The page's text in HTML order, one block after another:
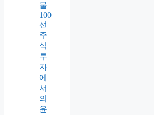
물
100
선
주
식
투
자
에
서
의
윤